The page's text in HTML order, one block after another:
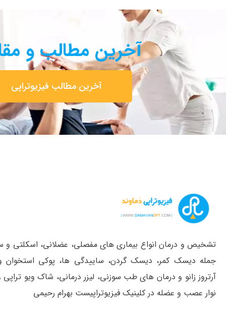
آخرین مطالب و
آخرین مطالب فیزیوتراپی
تشخیص و درمان انواع بیماری های مفصلی، عضلانی، اسکلتی و
جمله دیسک کمر، دیسک گردن، ساییدگی ها، پوکی استخوان
آرتروز زانو و درمان های طب سوزنی، لیزر درمانی، شاک ویو
نوار عصب و عضله در کلینیک فیزیوتراپیست بهرام رحیمی